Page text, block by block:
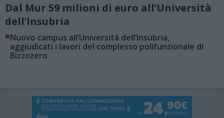
Dal Mur 59 milioni di euro all’Università
dell’Insubria
■Nuovo campus all’Università dell’Insubria,
aggiudicati i lavori del complesso polifunzionale di
Bizzozero